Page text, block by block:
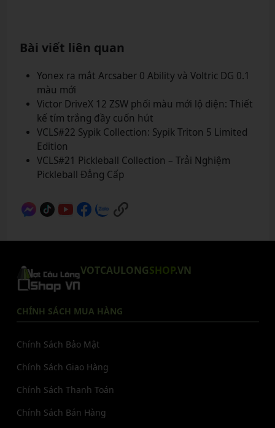
Bài viết liên quan
Yonex ra mắt Arcsaber 0 Ability và Voltric DG 0.1
màu mới
Victor DriveX 12 ZSW phối màu mới lộ diện: Thiết
kế tím trắng đầy cuốn hút
VCLS#22 Sypik Collection: Sypik Triton 5 Limited
Edition
VCLS#21 Pickleball Collection – Trải Nghiệm
Pickleball Đẳng Cấp
VOTCAULONGSHOP.VN
CHÍNH SÁCH MUA HÀNG
Chính Sách Bảo Mật
Chính Sách Giao Hàng
Chính Sách Thanh Toán
Chính Sách Bán Hàng